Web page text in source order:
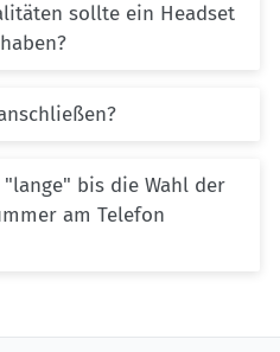
sollte ein Headset
bis die Wahl der
am Telefon